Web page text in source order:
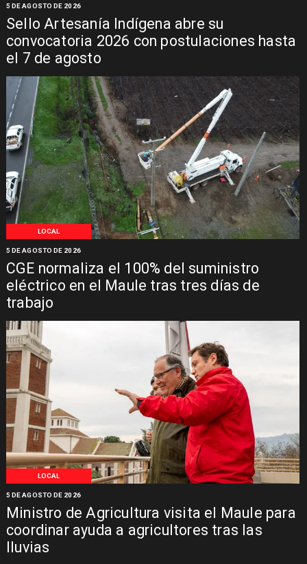
Sello Artesanía Indígena abre su
convocatoria 2026 con postulaciones hasta
el 7 de agosto
5 DE AGOSTO DE 2026
LOCAL
CGE normaliza el 100% del suministro
eléctrico en el Maule tras tres días de
trabajo
5 DE AGOSTO DE 2026
LOCAL
Ministro de Agricultura visita el Maule para
coordinar ayuda a agricultores tras las
lluvias
5 DE AGOSTO DE 2026